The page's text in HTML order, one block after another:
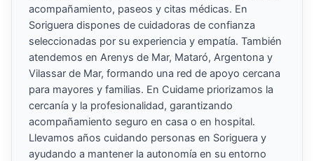
acompañamiento, paseos y citas médicas. En
Soriguera dispones de cuidadoras de confianza
seleccionadas por su experiencia y empatía. También
atendemos en Arenys de Mar, Mataró, Argentona y
Vilassar de Mar, formando una red de apoyo cercana
para mayores y familias. En Cuidame priorizamos la
cercanía y la profesionalidad, garantizando
acompañamiento seguro en casa o en hospital.
Llevamos años cuidando personas en Soriguera y
ayudando a mantener la autonomía en su entorno